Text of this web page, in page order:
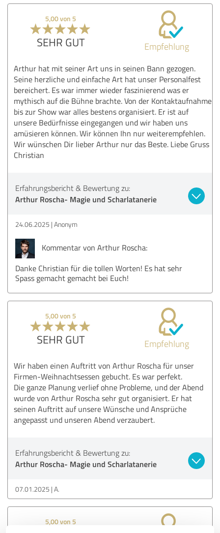
5,00 von 5
SEHR GUT Empfehlung
Arthur hat mit seiner Art uns in seinen Bann gezogen.
Seine herzliche und einfache Art hat unser Personalfest
bereichert. Es war immer wieder faszinierend was er
mythisch auf die Bühne brachte. Von der Kontaktaufnahme
bis zur Show war alles bestens organisiert. Er ist auf
unsere Bedürfnisse eingegangen und wir haben uns
amüsieren können. Wir können Ihn nur weiterempfehlen.
Wir wünschen Dir lieber Arthur nur das Beste. Liebe Gruss
Christian
Erfahrungsbericht & Bewertung zu:
Arthur Roscha- Magie und Scharlatanerie
24.06.2025 Anonym
Kommentar von Arthur Roscha:
Danke Christian für die tollen Worten! Es hat sehr
Spass gemacht gemacht bei Euch!
5,00 von 5
SEHR GUT Empfehlung
Wir haben einen Auftritt von Arthur Roscha für unser
Firmen-Weihnachtsessen gebucht. Es war perfekt.
Die ganze Planung verlief ohne Probleme, und der Abend
wurde von Arthur Roscha sehr gut organisiert. Er hat
seinen Auftritt auf unsere Wünsche und Ansprüche
angepasst und unseren Abend verzaubert.
Erfahrungsbericht & Bewertung zu:
Arthur Roscha- Magie und Scharlatanerie
07.01.2025 A.
5,00 von 5